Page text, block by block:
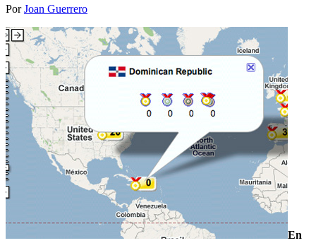
PorJoan Guerrero
En